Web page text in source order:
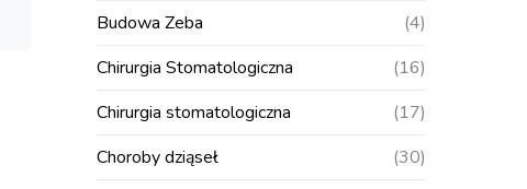
Budowa Zeba
(4)
Chirurgia Stomatologiczna
(16)
Chirurgia stomatologiczna
(17)
Choroby dziąseł
(30)